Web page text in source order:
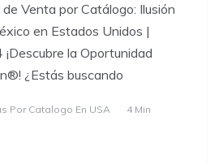
Venta por Catálogo: Ilusión
en Estados Unidos |
la Oportunidad
¿Estás buscando
Por Catalogo En USA
4 Min